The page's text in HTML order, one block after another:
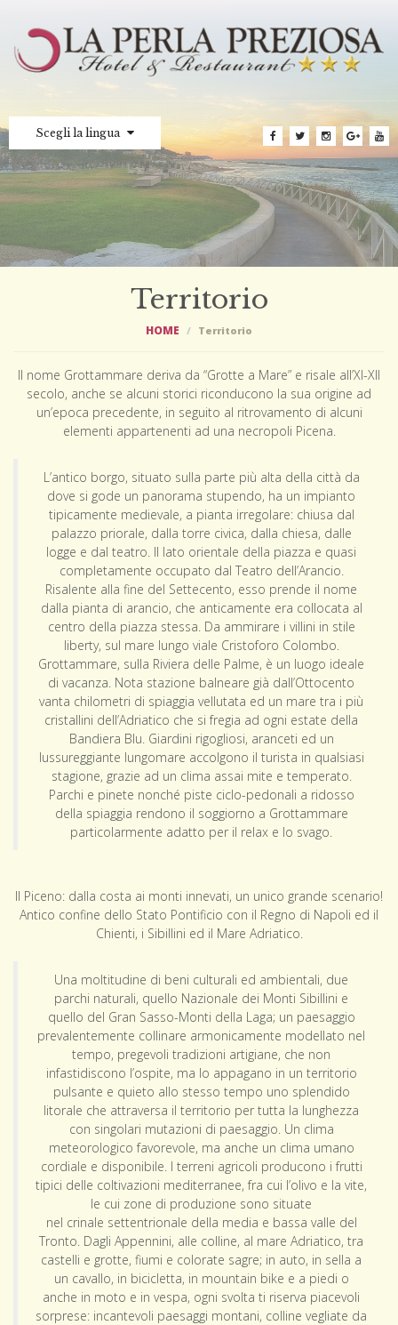
Scegli la lingua
Territorio
HOME Territorio
Il nome Grottammare deriva da “Grotte a Mare” e risale all’XI-XIl
secolo, anche se alcuni storici riconducono la sua origine ad
un’epoca precedente, in seguito al ritrovamento di alcuni
elementi appartenenti ad una necropoli Picena.
L’antico borgo, situato sulla parte più alta della città da
dove si gode un panorama stupendo, ha un impianto
tipicamente medievale, a pianta irregolare: chiusa dal
palazzo priorale, dalla torre civica, dalla chiesa, dalle
logge e dal teatro. Il lato orientale della piazza e quasi
completamente occupato dal Teatro dell’Arancio.
Risalente alla fine del Settecento, esso prende il nome
dalla pianta di arancio, che anticamente era collocata al
centro della piazza stessa. Da ammirare i villini in stile
liberty, sul mare lungo viale Cristoforo Colombo.
Grottammare, sulla Riviera delle Palme, è un luogo ideale
di vacanza. Nota stazione balneare già dall’Ottocento
vanta chilometri di spiaggia vellutata ed un mare tra i più
cristallini dell’Adriatico che si fregia ad ogni estate della
Bandiera Blu. Giardini rigogliosi, aranceti ed un
lussureggiante lungomare accolgono il turista in qualsiasi
stagione, grazie ad un clima assai mite e temperato.
Parchi e pinete nonché piste ciclo-pedonali a ridosso
della spiaggia rendono il soggiorno a Grottammare
particolarmente adatto per il relax e lo svago.
Il Piceno: dalla costa ai monti innevati, un unico grande scenario!
Antico confine dello Stato Pontificio con il Regno di Napoli ed il
Chienti, i Sibillini ed il Mare Adriatico.
Una moltitudine di beni culturali ed ambientali, due
parchi naturali, quello Nazionale dei Monti Sibillini e
quello del Gran Sasso-Monti della Laga; un paesaggio
prevalentemente collinare armonicamente modellato nel
tempo, pregevoli tradizioni artigiane, che non
infastidiscono l’ospite, ma lo appagano in un territorio
pulsante e quieto allo stesso tempo uno splendido
litorale che attraversa il territorio per tutta la lunghezza
con singolari mutazioni di paesaggio. Un clima
meteorologico favorevole, ma anche un clima umano
cordiale e disponibile. I terreni agricoli producono i frutti
tipici delle coltivazioni mediterranee, fra cui l’olivo e la vite,
le cui zone di produzione sono situate
nel crinale settentrionale della media e bassa valle del
Tronto. Dagli Appennini, alle colline, al mare Adriatico, tra
castelli e grotte, fiumi e colorate sagre; in auto, in sella a
un cavallo, in bicicletta, in mountain bike e a piedi o
anche in moto e in vespa, ogni svolta ti riserva piacevoli
sorprese: incantevoli paesaggi montani, colline vegliate da